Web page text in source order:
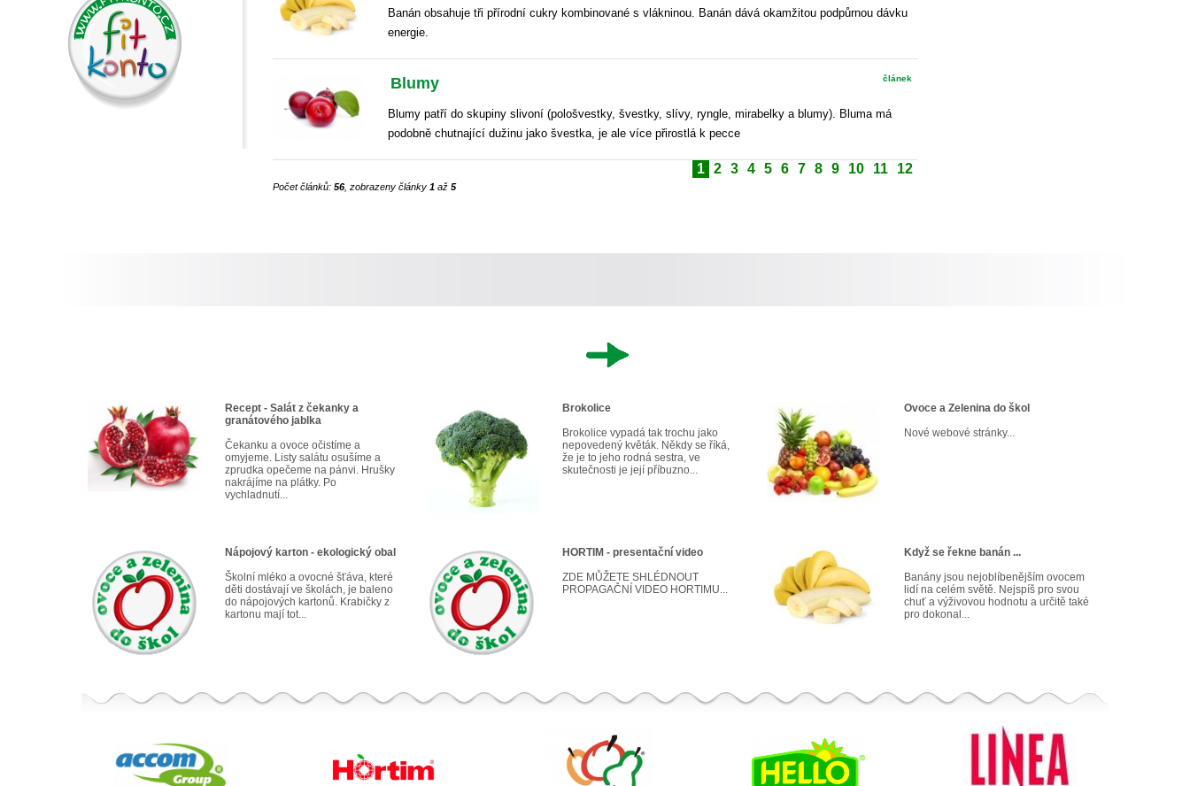
Banán obsahuje tři přírodní cukry kombinované s vlákninou. Banán dává okamžitou podpůrnou dávku
energie.
Blumy článek
Blumy patří do skupiny slivoní (pološvestky, švestky, slívy, ryngle, mirabelky a blumy). Bluma má
podobně chutnající dužinu jako švestka, je ale více přirostlá k pecce
1 2 3 4 5 6 7 8 9 10 11 12
Počet článků: 56 , zobrazeny články 1 až 5
Recept - Salát z čekanky a
granátového jablka
Čekanku a ovoce očistíme a
omyjeme. Listy salátu osušíme a
zprudka opečeme na pánvi. Hrušky
nakrájíme na plátky. Po
vychladnutí...
Brokolice
Brokolice vypadá tak trochu jako
nepovedený květák. Někdy se říká,
že je to jeho rodná sestra, ve
skutečnosti je její příbuzno...
Ovoce a Zelenina do škol
Nové webové stránky...
Nápojový karton - ekologický obal
Školní mléko a ovocné šťáva, které
děti dostávají ve školách, je baleno
do nápojových kartonů. Krabičky z
kartonu mají tot...
HORTIM - presentační video
ZDE MŮŽETE SHLÉDNOUT
PROPAGAČNÍ VIDEO HORTIMU...
Když se řekne banán ...
Banány jsou nejoblíbenějším ovocem
lidí na celém světě. Nejspíš pro svou
chuť a výživovou hodnotu a určitě také
pro dokonal...